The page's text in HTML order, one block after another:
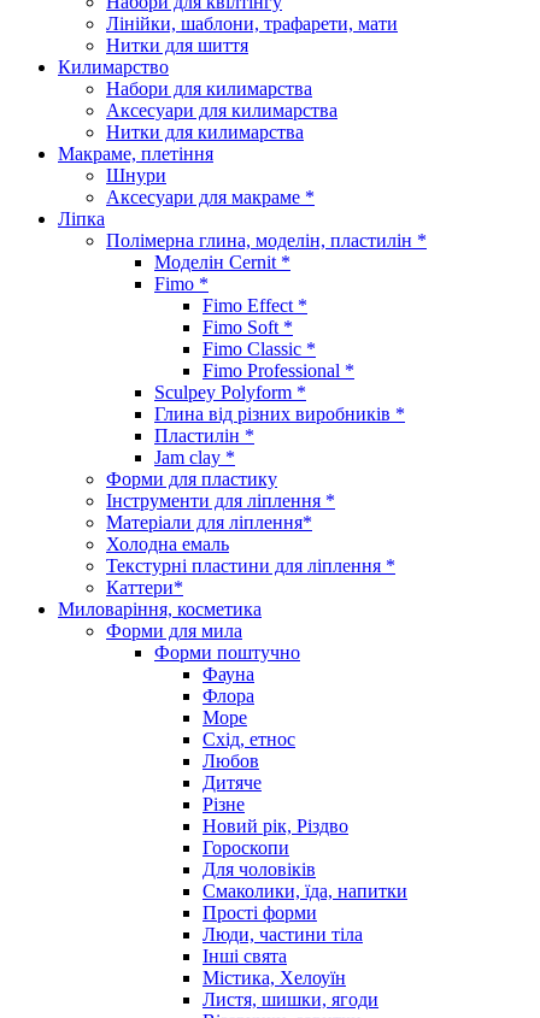
Лінійки, шаблони, трафарети, мати
Нитки для шиття
Килимарство
Набори для килимарства
Аксесуари для килимарства
Нитки для килимарства
Макраме, плетіння
Шнури
Аксесуари для макраме *
Ліпка
Полімерна глина, моделін, пластилін *
Моделін Cernit *
Fimo *
Fimo Effect *
Fimo Soft *
Fimo Classic *
Fimo Professional *
Sculpey Polyform *
Глина від різних виробників *
Пластилін *
Jam clay *
Форми для пластику
Інструменти для ліплення *
Матеріали для ліплення*
Холодна емаль
Текстурні пластини для ліплення *
Каттери*
Миловаріння, косметика
Форми для мила
Форми поштучно
Фауна
Флора
Море
Схід, етнос
Любов
Дитяче
Різне
Новий рік, Різдво
Гороскопи
Для чоловіків
Смаколики, їда, напитки
Прості форми
Люди, частини тіла
Інші свята
Містика, Хелоуїн
Листя, шишки, ягоди